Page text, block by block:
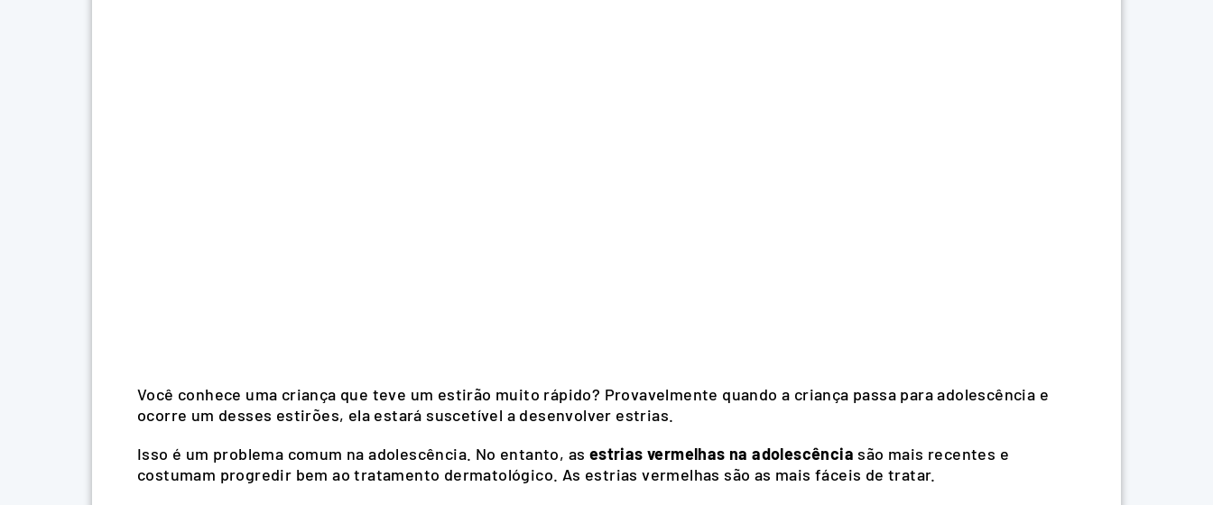
Você conhece uma criança que teve um estirão muito rápido? Provavelmente quando a criança passa para adolescência e
ocorre um desses estirões, ela estará suscetível a desenvolver estrias.
Isso é um problema comum na adolescência. No entanto, as estrias vermelhas na adolescência são mais recentes e
costumam progredir bem ao tratamento dermatológico. As estrias vermelhas são as mais fáceis de tratar.